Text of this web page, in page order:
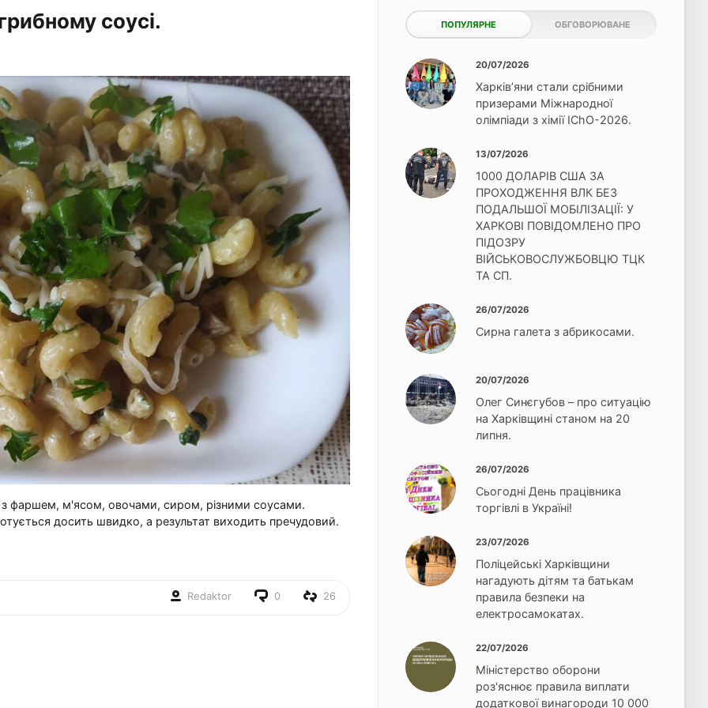
соусі.
з фаршем, м'ясом, овочами, сиром, різними соусами.
досить швидко, а результат виходить пречудовий.
Redaktor 0 26
ПОПУЛЯРНЕ ОБГОВОРЮВАНЕ
20/07/2026
Харків’яни стали срібними
призерами Міжнародної
олімпіади з хімії IChO-2026.
13/07/2026
1000 ДОЛАРІВ США ЗА
ПРОХОДЖЕННЯ ВЛК БЕЗ
ПОДАЛЬШОЇ МОБІЛІЗАЦІЇ: У
ХАРКОВІ ПОВІДОМЛЕНО ПРО
ПІДОЗРУ
ВІЙСЬКОВОСЛУЖБОВЦЮ ТЦК
ТА СП.
26/07/2026
Сирна галета з абрикосами.
20/07/2026
Олег Синєгубов – про ситуацію
на Харківщині станом на 20
липня.
26/07/2026
Сьогодні День працівника
торгівлі в Україні!
23/07/2026
Поліцейські Харківщини
нагадують дітям та батькам
правила безпеки на
електросамокатах.
22/07/2026
Міністерство оборони
роз'яснює правила виплати
додаткової винагороди 10 000